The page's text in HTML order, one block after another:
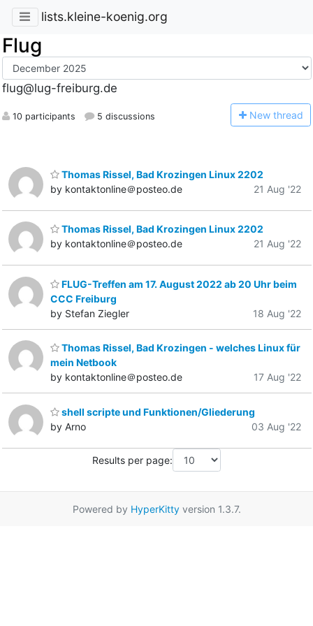
lists.kleine-koenig.org
Flug
flug@lug-freiburg.de
10 participants 5 discussions New thread
Thomas Rissel, Bad Krozingen Linux 2202
by kontaktonline＠posteo.de
21 Aug '22
Thomas Rissel, Bad Krozingen Linux 2202
by kontaktonline＠posteo.de
21 Aug '22
FLUG-Treffen am 17. August 2022 ab 20 Uhr beim
CCC Freiburg
by Stefan Ziegler
18 Aug '22
Thomas Rissel, Bad Krozingen - welches Linux für
mein Netbook
by kontaktonline＠posteo.de
17 Aug '22
shell scripte und Funktionen/Gliederung
by Arno
03 Aug '22
Results per page:
Powered by HyperKittyversion 1.3.7.